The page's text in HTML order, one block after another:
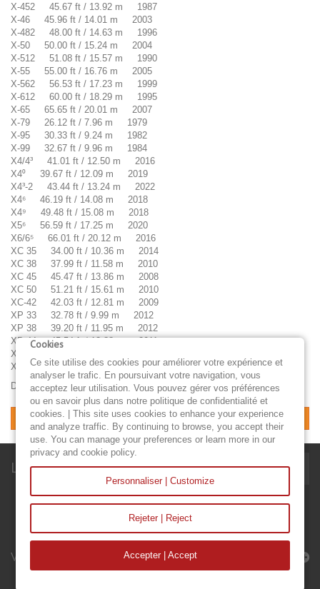
X-452 45.67 ft / 13.92 m 1987
X-46 45.96 ft / 14.01 m 2003
X-482 48.00 ft / 14.63 m 1996
X-50 50.00 ft / 15.24 m 2004
X-512 51.08 ft / 15.57 m 1990
X-55 55.00 ft / 16.76 m 2005
X-562 56.53 ft / 17.23 m 1999
X-612 60.00 ft / 18.29 m 1995
X-65 65.65 ft / 20.01 m 2007
X-79 26.12 ft / 7.96 m 1979
X-95 30.33 ft / 9.24 m 1982
X-99 32.67 ft / 9.96 m 1984
X4/4³ 41.01 ft / 12.50 m 2016
X4⁰ 39.67 ft / 12.09 m 2019
X4³-2 43.44 ft / 13.24 m 2022
X4⁶ 46.19 ft / 14.08 m 2018
X4⁹ 49.48 ft / 15.08 m 2018
X5⁶ 56.59 ft / 17.25 m 2020
X6/6⁵ 66.01 ft / 20.12 m 2016
XC 35 34.00 ft / 10.36 m 2014
XC 38 37.99 ft / 11.58 m 2010
XC 45 45.47 ft / 13.86 m 2008
XC 50 51.21 ft / 15.61 m 2010
XC-42 42.03 ft / 12.81 m 2009
XP 33 32.78 ft / 9.99 m 2012
XP 38 39.20 ft / 11.95 m 2012
XP 44 45.54 ft / 13.88 m 2011
XP 50 51.08 ft / 15.57 m 2013
XP 55 56.53 ft / 17.23 m 2013
Détails
Lettre d'informations
Voiles & Accessoires
Cookies
Ce site utilise des cookies pour améliorer votre expérience et
analyser le trafic. En poursuivant votre navigation, vous
acceptez leur utilisation. Vous pouvez gérer vos préférences
ou en savoir plus dans notre politique de confidentialité et
cookies. | This site uses cookies to enhance your experience
and analyze traffic. By continuing to browse, you accept their
use. You can manage your preferences or learn more in our
privacy and cookie policy.
Personnaliser | Customize
Rejeter | Reject
Accepter | Accept